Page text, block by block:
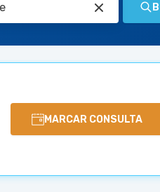
MARCAR CONSULTA